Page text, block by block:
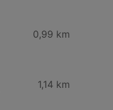
0,99 km
1,14 km